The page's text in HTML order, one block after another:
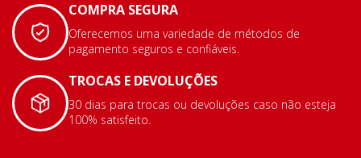
COMPRA SEGURA
Oferecemos uma variedade de métodos de
pagamento seguros e confiáveis.
TROCAS E DEVOLUÇÕES
30 dias para trocas ou devoluções caso não esteja
100% satisfeito.